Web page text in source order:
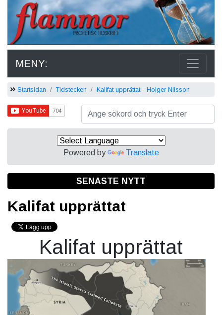
MENY:
Startsidan Tidstecken Kalifat upprättat - Holger Nilsson
Powered by Translate
SENASTE NYTT
Kalifat upprättat
Kalifat upprättat